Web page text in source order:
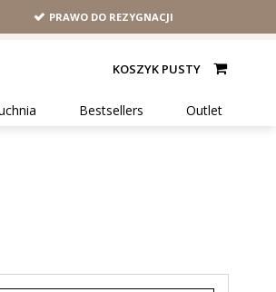
PRAWO DO REZYGNACJI
KOSZYK PUSTY
Bestsellers Outlet